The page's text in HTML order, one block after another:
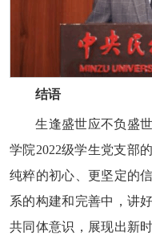
结语
生逢盛世应不负盛
学院2022级学生党支部
纯粹的初心、更坚定的
系的构建和完善中，讲
共同体意识，展现出新